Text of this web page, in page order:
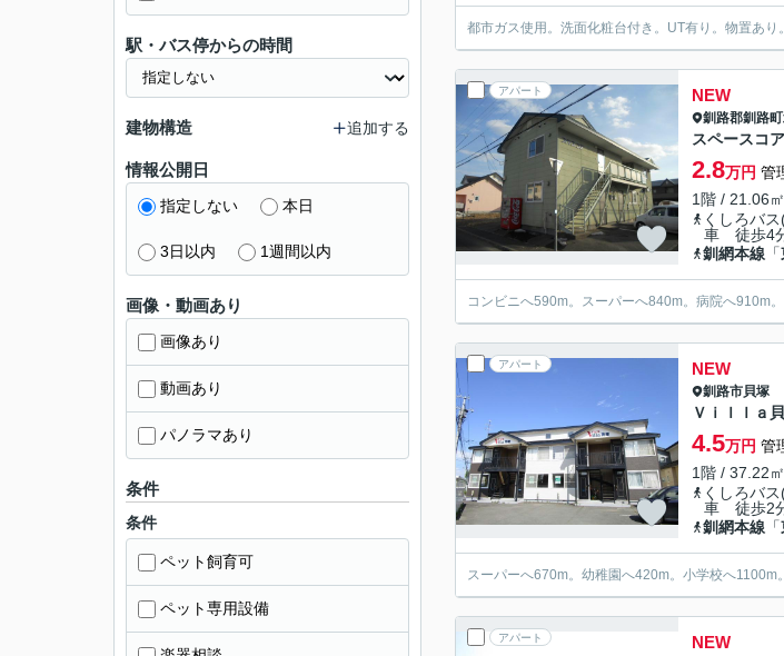
都市ガス使用。洗面化粧台付き。UT有り。物置あり。
アパート NEW
釧路郡釧路町
スペースコ
2.8万円 管
1階 / 21.06
くしろバ
車 徒歩4
釧網本線 「
コンビニへ590m。スーパーへ840m。病院へ910m。
アパート NEW
釧路市貝塚
Ｖｉｌｌａ
4.5万円 管
1階 / 37.22
くしろバ
車 徒歩2
釧網本線 「
スーパーへ670m。幼稚園へ420m。小学校へ1100m
アパート NEW
駅・バス停からの時間
建物構造 追加する
情報公開日
指定しない 本日
3日以内 1週間以内
画像・動画あり
画像あり
動画あり
パノラマあり
条件
条件
ペット飼育可
ペット専用設備